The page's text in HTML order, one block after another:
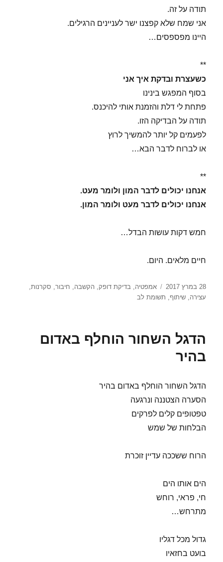
תודה על זה.
אני שמח שלא קפצנו ישר לעניינים הרגילים.
היינו מפספסים…
**
כשעצרת ובדקת איך אני
בסוף המפגש בינינו
פתחת לי דלת והזמנת אותי להיכנס.
תודה על הבדיקה הזו.
לפעמים קל יותר להמשיך לרוץ
או לברוח לדבר הבא…
**
אנחנו יכולים לדבר המון ולומר מעט.
אנחנו יכולים לדבר מעט ולומר המון.
חמש דקות עושות הבדל…
חיים מלאים. היום.
פורסם
בתאריך
28 במרץ 2017 תגיות
אמפטיה,בדיקת דופק,הקשבה, חיבור, סקרנות,
עצירה,שיתוף, תשומת לב
הדגל השחור הוחלף באדום
בהיר
הדגל השחור הוחלף באדום בהיר
הסערה הצטננה ונרגעה
טפטופים קלים לפרקים
הבלחות של שמש
הרוח ששככה עדיין זוכרת
הים אותו הים
חי, פראי, רוחש
מתרחש…
גדול מכל דגליו
בועט בחזאיו